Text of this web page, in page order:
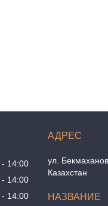
14:00
14:00
14:00
ул.
Казахстан